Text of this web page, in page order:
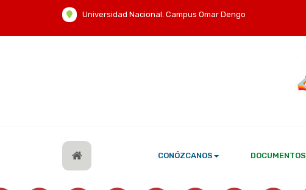
Universidad Nacional. Campus Omar Dengo
CONÓZCANOS DOCUMENTOS